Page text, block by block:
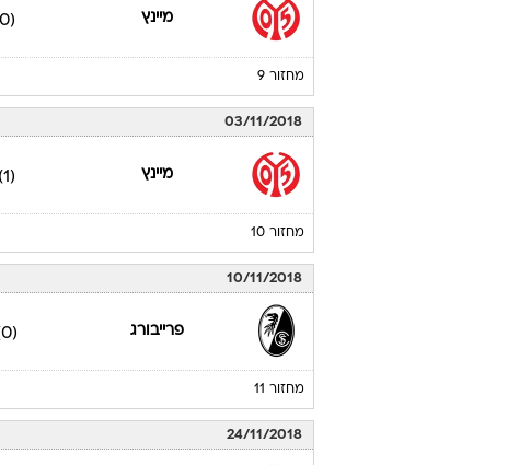
מיינץ (0)
מחזור 9
03/11/2018
מיינץ (1)
מחזור 10
10/11/2018
פרייבורג (0)
מחזור 11
24/11/2018